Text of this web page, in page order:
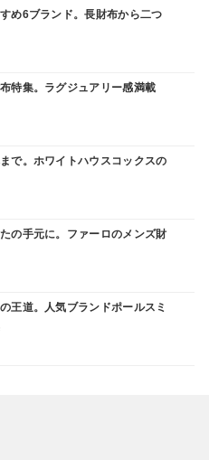
め6ブランド。長財布から二つ
特集。ラグジュアリー感満載
で。ホワイトハウスコックスの
の手元に。ファーロのメンズ財
王道。人気ブランドポールスミ